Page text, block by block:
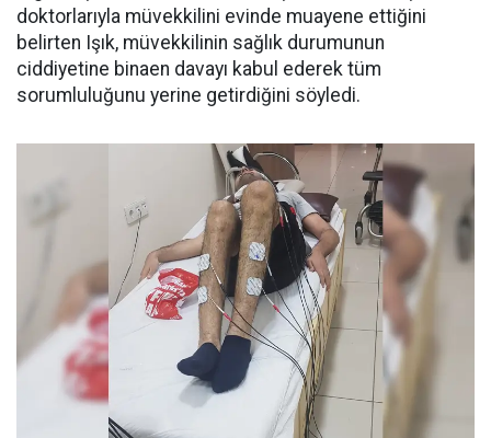
doktorlarıyla müvekkilini evinde muayene ettiğini
belirten Işık, müvekkilinin sağlık durumunun
ciddiyetine binaen davayı kabul ederek tüm
sorumluluğunu yerine getirdiğini söyledi.